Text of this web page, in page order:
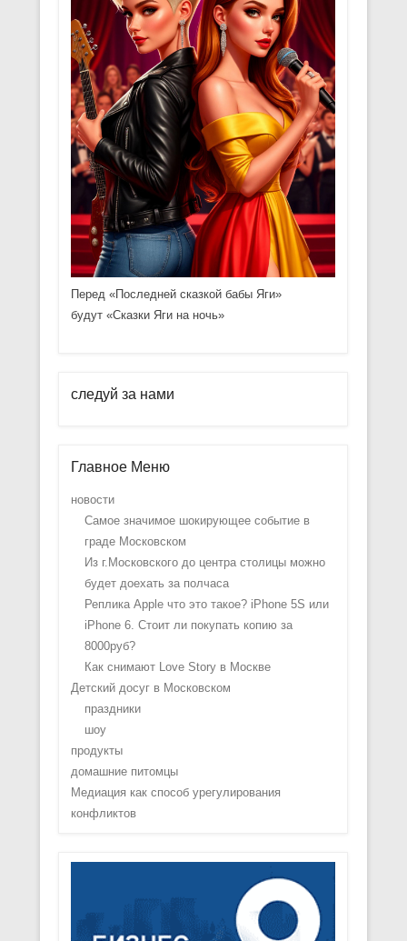
Перед «Последней сказкой бабы Яги»
будут «Сказки Яги на ночь»
следуй за нами
Главное Меню
новости
Самое значимое шокирующее событие в
граде Московском
Из г.Московского до центра столицы можно
будет доехать за полчаса
Реплика Apple что это такое? iPhone 5S или
iPhone 6. Стоит ли покупать копию за
8000руб?
Как снимают Love Story в Москве
Детский досуг в Московском
праздники
шоу
продукты
домашние питомцы
Медиация как способ урегулирования
конфликтов